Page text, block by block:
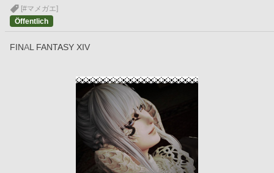
[#マメガエ]
Öffentlich
FINAL FANTASY XIV